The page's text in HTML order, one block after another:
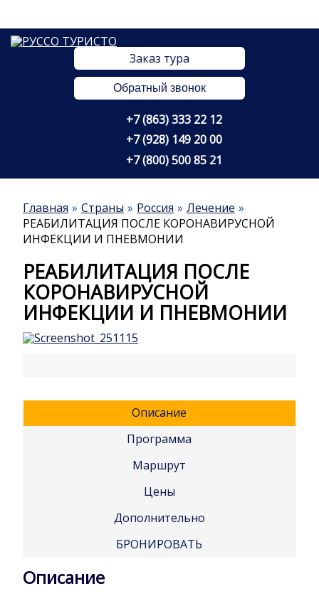
Заказ тура
Обратный звонок
+7 (863) 333 22 12
+7 (928) 149 20 00
+7 (800) 500 85 21
Главная Страны Россия
Лечение
РЕАБИЛИТАЦИЯ ПОСЛЕ КОРОНАВИРУСНОЙ
ИНФЕКЦИИ И ПНЕВМОНИИ
РЕАБИЛИТАЦИЯ ПОСЛЕ
КОРОНАВИРУСНОЙ
ИНФЕКЦИИ И ПНЕВМОНИИ
Описание
Программа
Маршрут
Цены
Дополнительно
БРОНИРОВАТЬ
Описание